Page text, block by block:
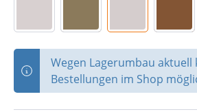
Wegen Lagerumbau aktuell
Bestellungen im Shop